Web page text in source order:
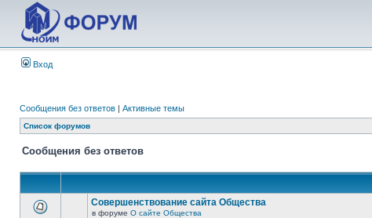
Вход
Сообщения без ответов | Активные темы
Список форумов
Сообщения без ответов
Совершенствование сайта Общества
в форуме О сайте Общества